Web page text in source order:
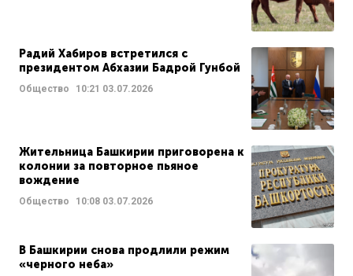
Радий Хабиров встретился с
президентом Абхазии Бадрой Гунбой
Общество 10:21 03.07.2026
Жительница Башкирии приговорена к
колонии за повторное пьяное
вождение
Общество 10:08 03.07.2026
В Башкирии снова продлили режим
«черного неба»